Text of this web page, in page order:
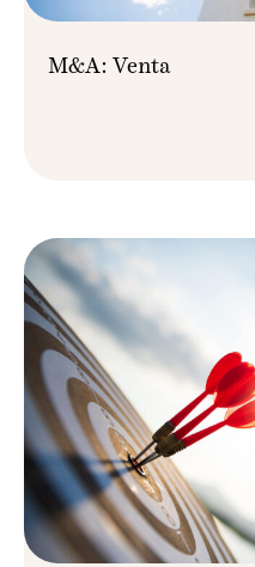
M&A: Venta